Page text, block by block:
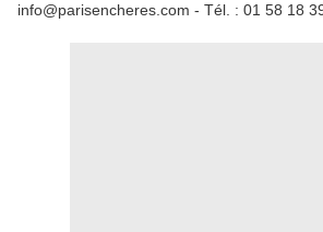
info@parisencheres.com - Tél. : 01 58 18